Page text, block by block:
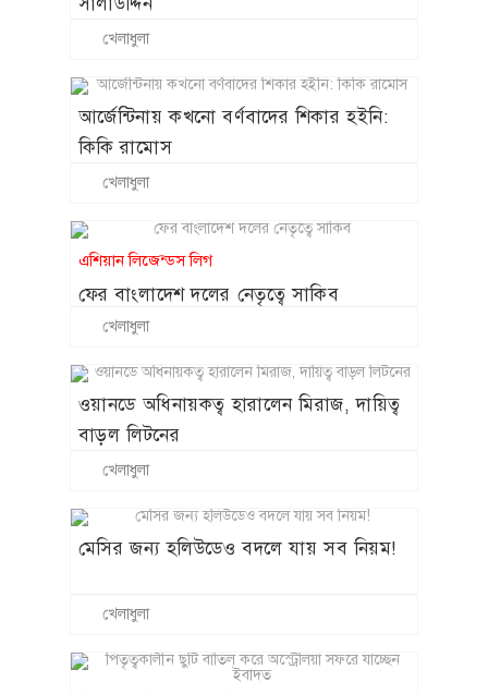
খেলাধুলা
আর্জেন্টিনায় কখনো বর্ণবাদের শিকার হইনি:
কিকি রামোস
খেলাধুলা
এশিয়ান লিজেন্ডস লিগ
ফের বাংলাদেশ দলের নেতৃত্বে সাকিব
খেলাধুলা
ওয়ানডে অধিনায়কত্ব হারালেন মিরাজ, দায়িত্ব
বাড়ল লিটনের
খেলাধুলা
মেসির জন্য হলিউডেও বদলে যায় সব নিয়ম!
খেলাধুলা